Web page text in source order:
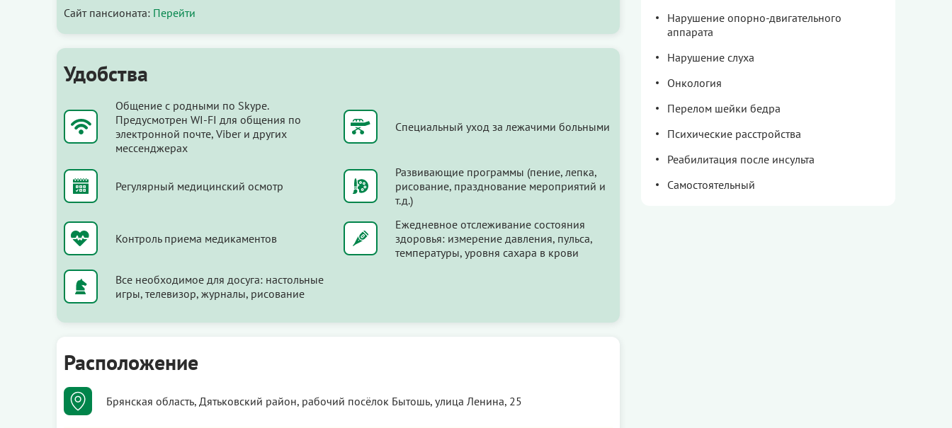
Сайт пансионата: Перейти
Удобства
Общение с родными по Skype.
Предусмотрен WI-FI для общения по
электронной почте, Viber и других
мессенджерах
Специальный уход за лежачими больными
Регулярный медицинский осмотр
Развивающие программы (пение, лепка,
рисование, празднование мероприятий и
т.д.)
Контроль приема медикаментов
Ежедневное отслеживание состояния
здоровья: измерение давления, пульса,
температуры, уровня сахара в крови
Все необходимое для досуга: настольные
игры, телевизор, журналы, рисование
Расположение
Брянская область, Дятьковский район, рабочий посёлок Бытошь, улица Ленина, 25
Нарушение опорно-двигательного
аппарата
Нарушение слуха
Онкология
Перелом шейки бедра
Психические расстройства
Реабилитация после инсульта
Самостоятельный